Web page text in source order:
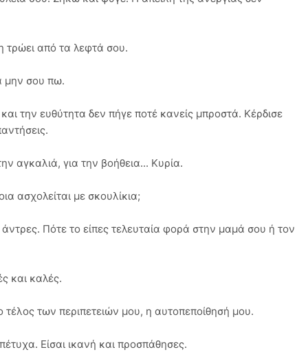
τρώει από τα λεφτά σου.
μην σου πω.
την ευθύτητα δεν πήγε ποτέ κανείς μπροστά. Κέρδισε
αγκαλιά, για την βοήθεια... Κυρία.
ασχολείται με σκουλίκια;
Πότε το είπες τελευταία φορά στην μαμά σου ή τον
και καλές.
τέλος των περιπετειών μου, η αυτοπεποίθησή μου.
Είσαι ικανή και προσπάθησες.